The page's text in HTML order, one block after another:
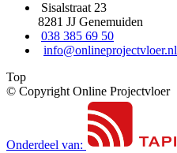
Sisalstraat 23
8281 JJ Genemuiden
038 385 69 50
info@onlineprojectvloer.nl
Top
© Copyright Online Projectvloer
Onderdeel van: